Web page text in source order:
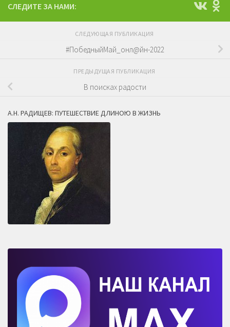
СЛЕДИТЕ ЗА НАМИ:
СЛЕДУЮЩАЯ ПУБЛИКАЦИЯ
#ПобедныйМай_онл@йн-2022
ПРЕДЫДУЩАЯ ПУБЛИКАЦИЯ
В поисках радости
А.Н. РАДИЩЕВ: ПУТЕШЕСТВИЕ ДЛИНОЮ В ЖИЗНЬ